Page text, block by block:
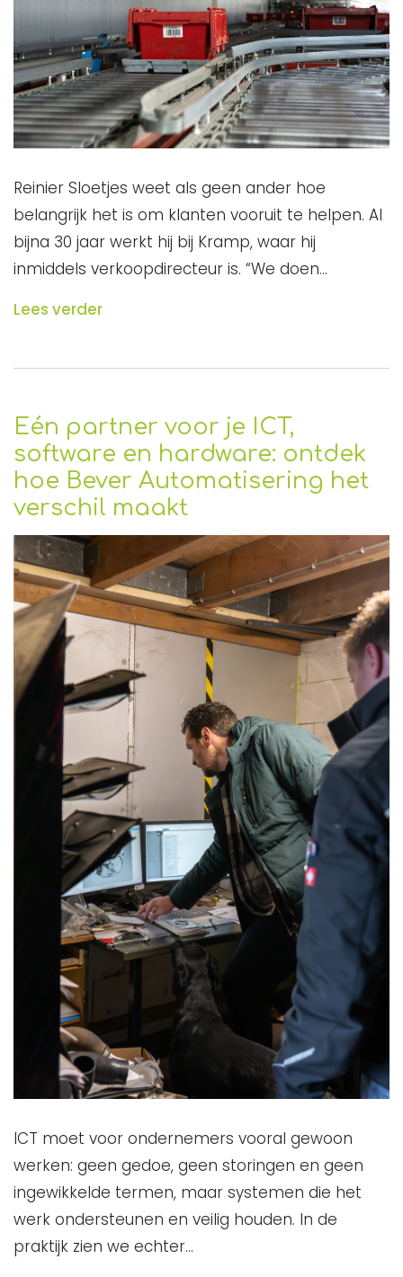
Reinier Sloetjes weet als geen ander hoe
belangrijk het is om klanten vooruit te helpen. Al
bijna 30 jaar werkt hij bij Kramp, waar hij
inmiddels verkoopdirecteur is. “We doen…
Lees verder
Eén partner voor je ICT,
software en hardware: ontdek
hoe Bever Automatisering het
verschil maakt
ICT moet voor ondernemers vooral gewoon
werken: geen gedoe, geen storingen en geen
ingewikkelde termen, maar systemen die het
werk ondersteunen en veilig houden. In de
praktijk zien we echter…